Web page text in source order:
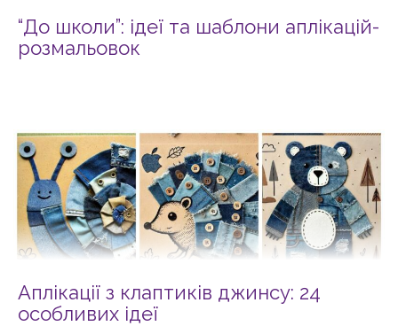
“До школи”: ідеї та шаблони аплікацій-
розмальовок
Аплікації з клаптиків джинсу: 24
особливих ідеї